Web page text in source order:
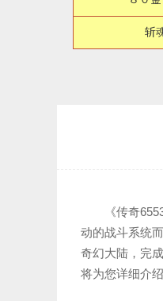
斩
《传奇
动的战斗系统
奇幻大陆，完
将为您详细介